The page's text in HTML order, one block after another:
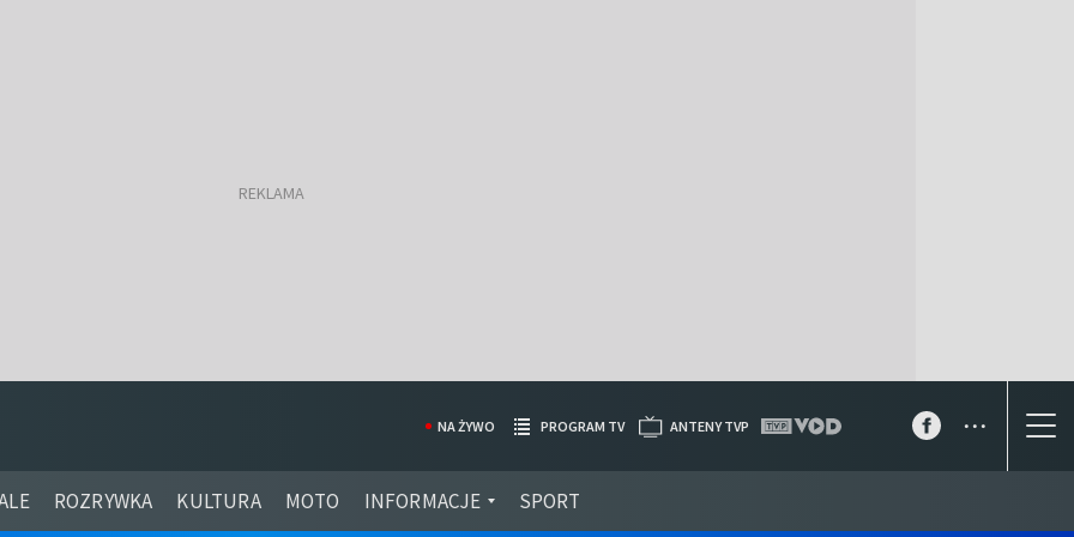
ROZRYWKA KULTURA MOTO INFORMACJE SPORT
NA ŻYWO PROGRAM TV ANTENY TVP ...